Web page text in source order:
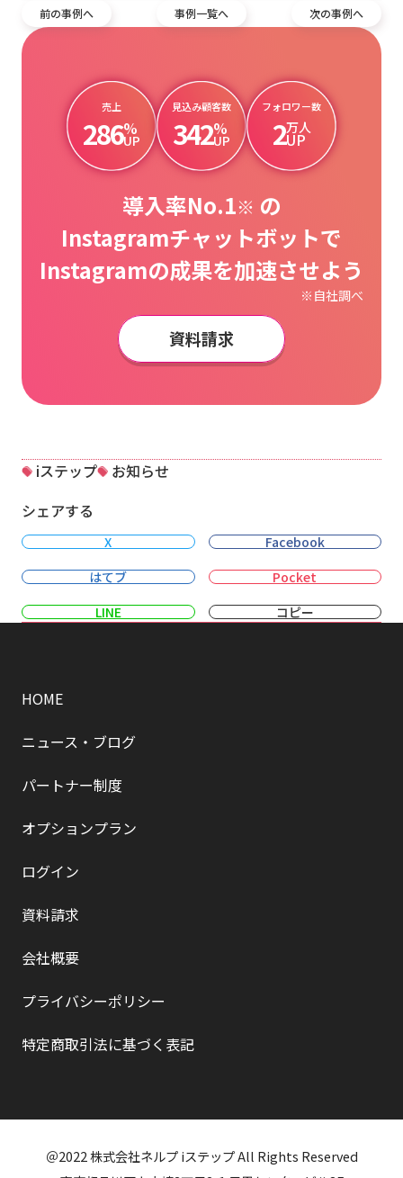
前の事例へ 事例一覧へ 次の事例へ
売上
286%
UP
見込み顧客数
342%
UP
フォロワー数
2万人
UP
導入率No.1※ の
Instagramチャットボットで
Instagramの成果を加速させよう
※自社調べ
資料請求
iステップ
お知らせ
シェアする
X
Facebook
はてブ
Pocket
LINE
コピー
HOME
ニュース・ブログ
パートナー制度
オプションプラン
ログイン
資料請求
会社概要
プライバシーポリシー
特定商取引法に基づく表記
＠2022 株式会社ネルプ iステップ All Rights Reserved